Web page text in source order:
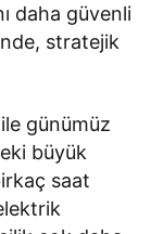
daha güvenli
stratejik
günümüz
büyük
saat